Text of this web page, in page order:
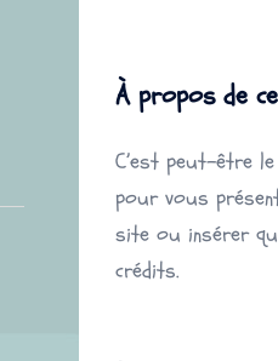
À propos de
C’est peut-être
pour vous
site ou insérer
crédits.